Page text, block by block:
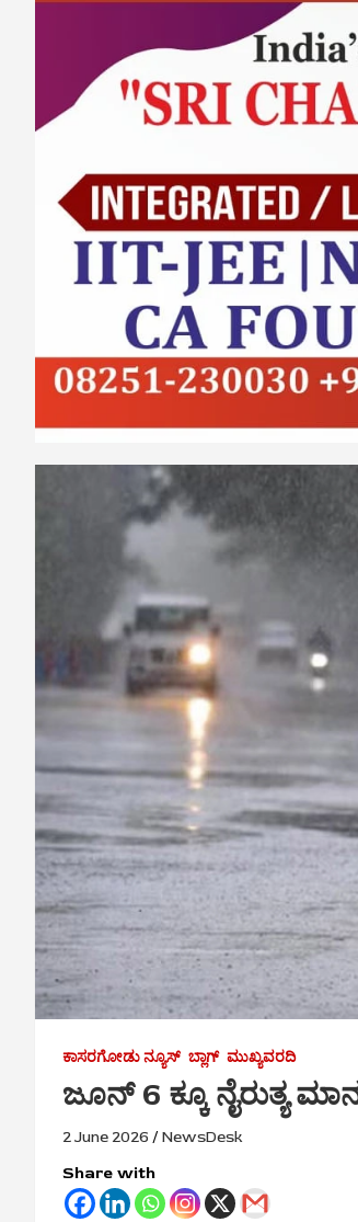
ಕಾಸರಗೋಡು ನ್ಯೂಸ್ ಬ್ಲಾಗ್ ಮುಖ್ಯವರದಿ
ಜೂನ್ 6 ಕ್ಕೂ ನೈರುತ್ಯ
2 June 2026 NewsDesk
Share with